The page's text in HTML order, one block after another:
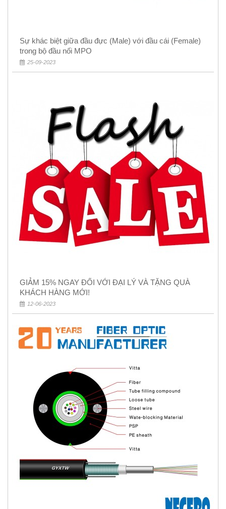
Sự khác biệt giữa đầu đực (Male) với đầu cái (Female)
trong bộ đầu nối MPO
25-09-2023
GIẢM 15% NGAY ĐỐI VỚI ĐẠI LÝ VÀ TẶNG QUÀ
KHÁCH HÀNG MỚI!
12-06-2023